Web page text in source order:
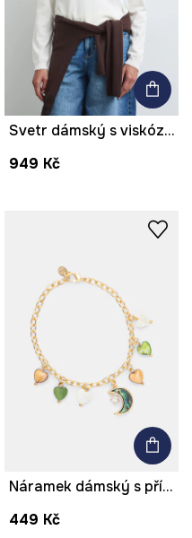
Svetr dámský s viskózou s krajkou
949 Kč
Náramek dámský s přívěskou
449 Kč